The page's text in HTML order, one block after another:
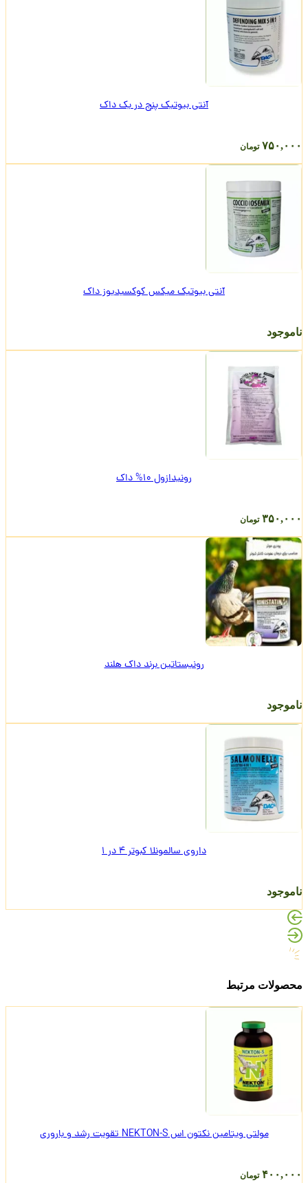
آنتی بیوتیک پنج در یک داک
۷۵۰,۰۰۰ تومان
آنتی بیوتیک میکس کوکسیدیوز داک
ناموجود
رونیدازول 10% داک
۳۵۰,۰۰۰ تومان
رونیستاتین برند داک هلند
ناموجود
داروی سالمونلا کبوتر 4 در 1
ناموجود
محصولات مرتبط
مولتی ویتامین نکتون اس NEKTON-S تقویت رشد و باروری
۴۰۰,۰۰۰ تومان